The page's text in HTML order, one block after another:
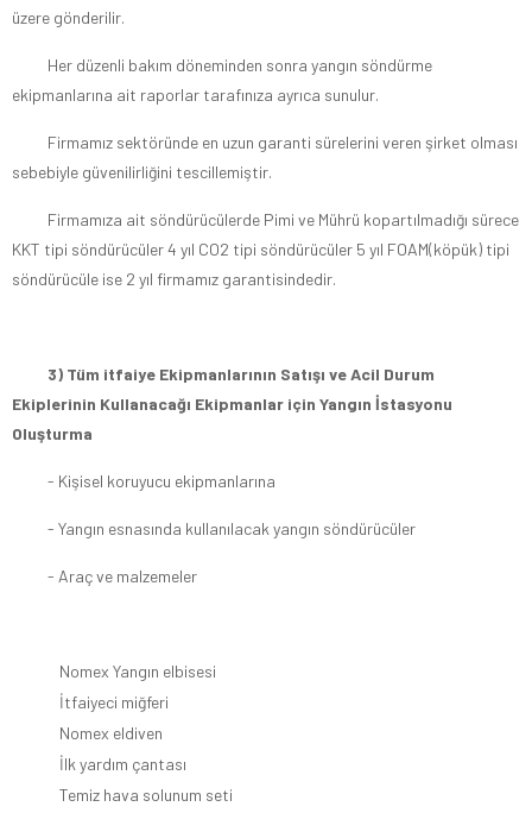
üzere gönderilir.
Her düzenli bakım döneminden sonra yangın söndürme
ekipmanlarına ait raporlar tarafınıza ayrıca sunulur.
Firmamız sektöründe en uzun garanti sürelerini veren şirket olması
sebebiyle güvenilirliğini tescillemiştir.
Firmamıza ait söndürücülerde Pimi ve Mührü kopartılmadığı sürece
KKT tipi söndürücüler 4 yıl CO2 tipi söndürücüler 5 yıl FOAM(köpük) tipi
söndürücüle ise 2 yıl firmamız garantisindedir.
3) Tüm itfaiye Ekipmanlarının Satışı ve Acil Durum
Ekiplerinin Kullanacağı Ekipmanlar için Yangın İstasyonu
Oluşturma
- Kişisel koruyucu ekipmanlarına
- Yangın esnasında kullanılacak yangın söndürücüler
- Araç ve malzemeler
Nomex Yangın elbisesi
İtfaiyeci miğferi
Nomex eldiven
İlk yardım çantası
Temiz hava solunum seti